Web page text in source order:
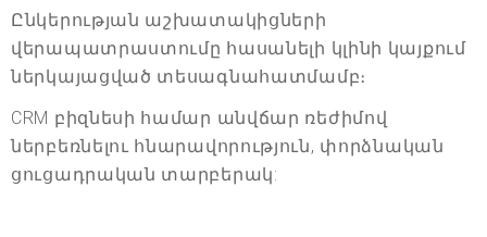
Ընկերության աշխատակիցների
վերապատրաստումը հասանելի կլինի կայքում
ներկայացված տեսագնահատմամբ։
CRM բիզնեսի համար անվճար ռեժիմով
ներբեռնելու հնարավորություն, փորձնական
ցուցադրական տարբերակ: